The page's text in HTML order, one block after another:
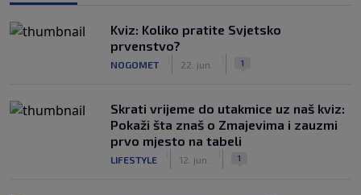
Kviz: Koliko pratite Svjetsko
prvenstvo?
NOGOMET 22. jun. 1
Skrati vrijeme do utakmice uz naš kviz:
Pokaži šta znaš o Zmajevima i zauzmi
prvo mjesto na tabeli
LIFESTYLE 12. jun. 1